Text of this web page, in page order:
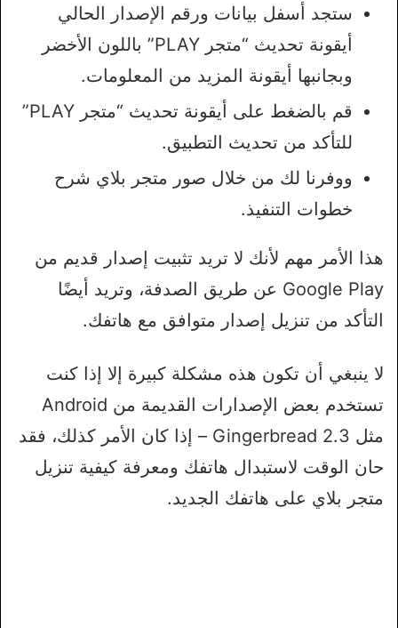
ستجد أسفل بيانات ورقم الإصدار الحالي
أيقونة تحديث “متجر PLAY” باللون الأخضر
وبجانبها أيقونة المزيد من المعلومات.
قم بالضغط على أيقونة تحديث “متجر PLAY”
للتأكد من تحديث التطبيق.
ووفرنا لك من خلال صور متجر بلاي شرح
خطوات التنفيذ.
هذا الأمر مهم لأنك لا تريد تثبيت إصدار قديم من
Google Play عن طريق الصدفة، وتريد أيضًا
التأكد من تنزيل إصدار متوافق مع هاتفك.
لا ينبغي أن تكون هذه مشكلة كبيرة إلا إذا كنت
تستخدم بعض الإصدارات القديمة من Android
مثل 2.3 Gingerbread – إذا كان الأمر كذلك، فقد
حان الوقت لاستبدال هاتفك ومعرفة كيفية تنزيل
متجر بلاي على هاتفك الجديد.